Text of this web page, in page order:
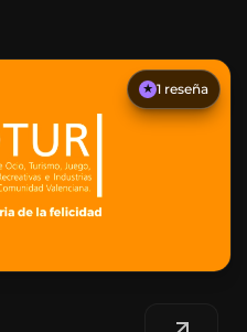
★ 1 reseña